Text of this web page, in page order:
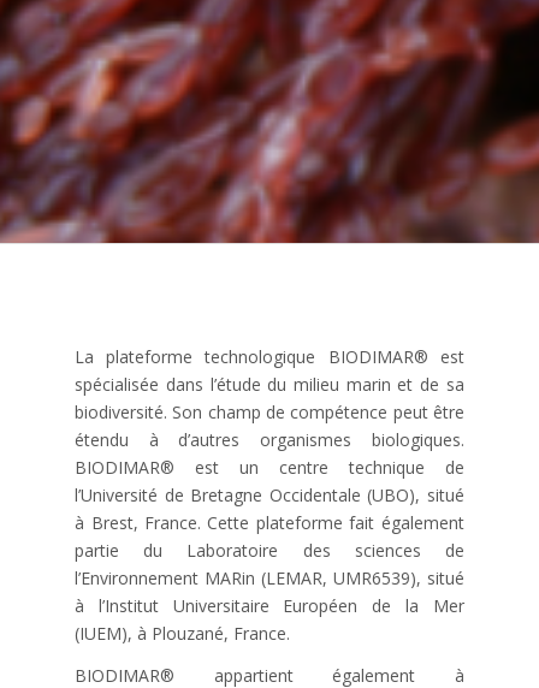
La plateforme technologique BIODIMAR® est
spécialisée dans l’étude du milieu marin et de sa
biodiversité. Son champ de compétence peut être
étendu à d’autres organismes biologiques.
BIODIMAR® est un centre technique de
l’Université de Bretagne Occidentale (UBO), situé
à Brest, France. Cette plateforme fait également
partie du Laboratoire des sciences de
l’Environnement MARin (LEMAR, UMR6539), situé
à l’Institut Universitaire Européen de la Mer
(IUEM), à Plouzané, France.
BIODIMAR® appartient également à